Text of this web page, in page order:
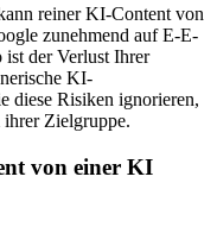
reiner KI-Content von
zunehmend auf E-E-
der Verlust Ihrer
KI-
diese Risiken ignorieren,
Zielgruppe.
von einer KI